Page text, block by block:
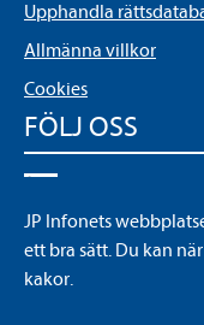
Upphandla
Allmänna villkor
Cookies
FÖLJ OSS
YouTube
JP Infonets
ett bra sätt. Du kan
kakor.